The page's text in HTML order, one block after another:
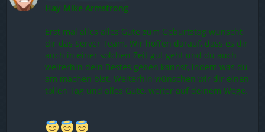
Hay Mike Armstrong
Erst mal alles alles Gute zum Geburtstag wünscht
dir das Server Team. Wir hoffen darauf, dass es dir
auch in einer solchen Zeit gut geht und du auch
weiterhin dein Bestes geben kannst, indem was du
am machen bist. Weiterhin wünschen wir dir einen
tollen Tag und alles Gute, weiter auf deinem Wege.